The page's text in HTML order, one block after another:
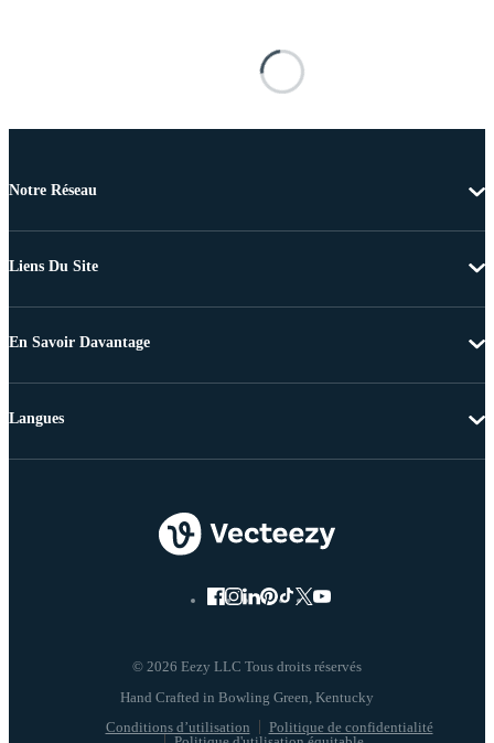
Notre Réseau
Liens Du Site
En Savoir Davantage
© 2026 Eezy LLC Tous droits réservés
Conditions d’utilisation
Politique de confidentialité
Langues